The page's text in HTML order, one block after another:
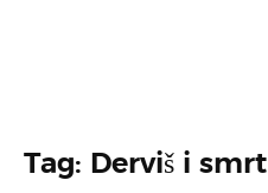
Tag: Derviš i smrt